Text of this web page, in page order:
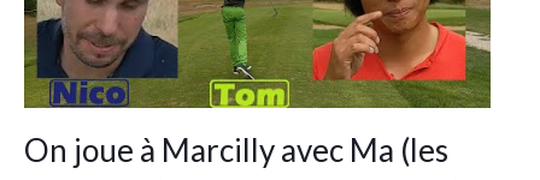
On joue à Marcilly avec Ma (les